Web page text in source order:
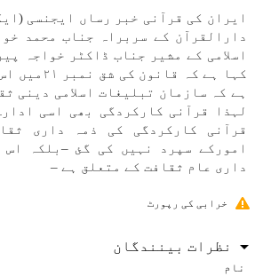
ايران كی قرآنی خبر رساں ايجنسی
دارالقرآن كے سربراہ جناب محمد
اسلامی كے مشير جناب ڈاكٹر خواجہ
كہا ہے كہ
ہے كہ سازمان تبليغات اسلامی دينی
لہذا قرآنی كاركردگی بھی اسی
قرآنی كاركردگی كی ذمہ داری
اموركے سپرد نہیں كی گئ –بلكہ اس
داری عام ثقافت كے متعلق ہے –
خرابی کی رپورٹ
نظرات بینندگان
نام